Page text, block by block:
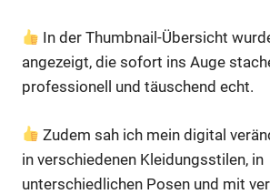
In der Thumbnail-Übersicht
angezeigt, die sofort ins Auge
professionell und täuschend echt.
Zudem sah ich mein digital
in verschiedenen Kleidungsstilen, in
unterschiedlichen Posen und mit